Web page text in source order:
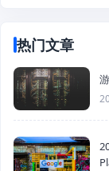
热门文章